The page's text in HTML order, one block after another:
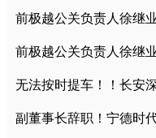
前极越公关负责人徐继
前极越公关负责人徐继
无法按时提车！！长安
副董事长辞职！宁德时